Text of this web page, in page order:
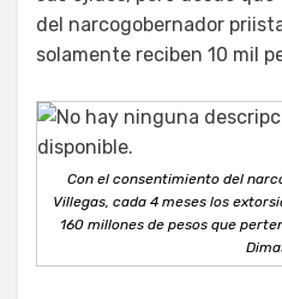
del narcogobernador
solamente reciben 10 mil
Con el consentimiento del
Villegas, cada 4 meses los
160 millones de pesos que